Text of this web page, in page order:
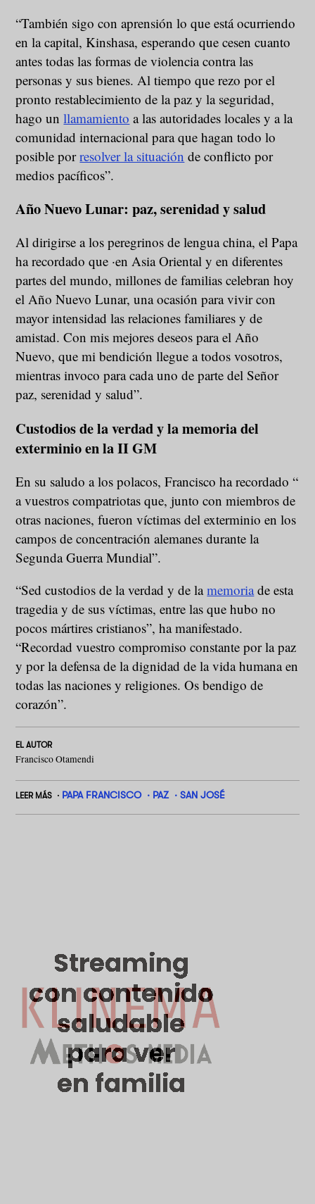
“También sigo con aprensión lo que está ocurriendo
en la capital, Kinshasa, esperando que cesen cuanto
antes todas las formas de violencia contra las
personas y sus bienes. Al tiempo que rezo por el
pronto restablecimiento de la paz y la seguridad,
hago unllamamiento a las autoridades locales y a la
comunidad internacional para que hagan todo lo
posible porresolver la situación de conflicto por
medios pacíficos”.
Año Nuevo Lunar: paz, serenidad y salud
Al dirigirse a los peregrinos de lengua china, el Papa
ha recordado que ·en Asia Oriental y en diferentes
partes del mundo, millones de familias celebran hoy
el Año Nuevo Lunar, una ocasión para vivir con
mayor intensidad las relaciones familiares y de
amistad. Con mis mejores deseos para el Año
Nuevo, que mi bendición llegue a todos vosotros,
mientras invoco para cada uno de parte del Señor
paz, serenidad y salud”.
Custodios de la verdad y la memoria del
exterminio en la II GM
En su saludo a los polacos, Francisco ha recordado “
a vuestros compatriotas que, junto con miembros de
otras naciones, fueron víctimas del exterminio en los
campos de concentración alemanes durante la
Segunda Guerra Mundial”.
“Sed custodios de la verdad y de lamemoriade esta
tragedia y de sus víctimas, entre las que hubo no
pocos mártires cristianos”, ha manifestado.
“Recordad vuestro compromiso constante por la paz
y por la defensa de la dignidad de la vida humana en
todas las naciones y religiones. Os bendigo de
corazón”.
EL AUTOR
Francisco Otamendi
LEER MÁS PAPA FRANCISCO PAZ SAN JOSÉ